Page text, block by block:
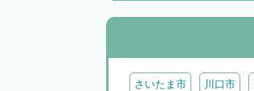
さいたま市 川口市